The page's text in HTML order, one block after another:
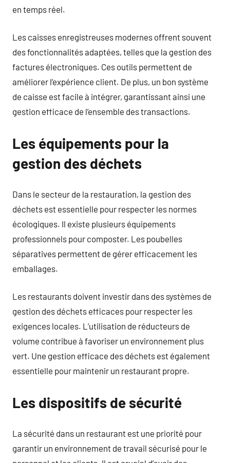
en temps réel.
Les caisses enregistreuses modernes offrent souvent
des fonctionnalités adaptées, telles que la gestion des
factures électroniques. Ces outils permettent de
améliorer l’expérience client. De plus, un bon système
de caisse est facile à intégrer, garantissant ainsi une
gestion efficace de l’ensemble des transactions.
Les équipements pour la
gestion des déchets
Dans le secteur de la restauration, la gestion des
déchets est essentielle pour respecter les normes
écologiques. Il existe plusieurs équipements
professionnels pour composter. Les poubelles
séparatives permettent de gérer efficacement les
emballages.
Les restaurants doivent investir dans des systèmes de
gestion des déchets efficaces pour respecter les
exigences locales. L’utilisation de réducteurs de
volume contribue à favoriser un environnement plus
vert. Une gestion efficace des déchets est également
essentielle pour maintenir un restaurant propre.
Les dispositifs de sécurité
La sécurité dans un restaurant est une priorité pour
garantir un environnement de travail sécurisé pour le